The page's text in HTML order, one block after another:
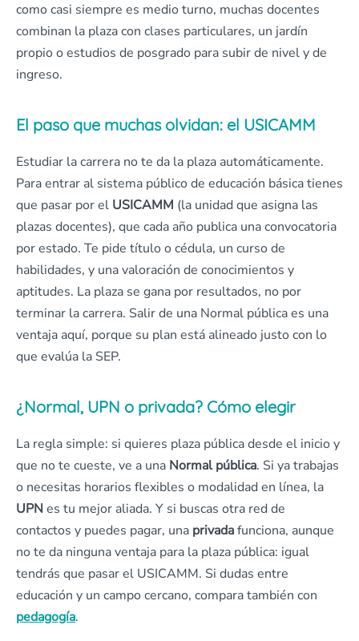
como casi siempre es medio turno, muchas docentes
combinan la plaza con clases particulares, un jardín
propio o estudios de posgrado para subir de nivel y de
ingreso.
El paso que muchas olvidan: el USICAMM
Estudiar la carrera no te da la plaza automáticamente.
Para entrar al sistema público de educación básica tienes
que pasar por el USICAMM (la unidad que asigna las
plazas docentes), que cada año publica una convocatoria
por estado. Te pide título o cédula, un curso de
habilidades, y una valoración de conocimientos y
aptitudes. La plaza se gana por resultados, no por
terminar la carrera. Salir de una Normal pública es una
ventaja aquí, porque su plan está alineado justo con lo
que evalúa la SEP.
¿Normal, UPN o privada? Cómo elegir
La regla simple: si quieres plaza pública desde el inicio y
que no te cueste, ve a una Normal pública. Si ya trabajas
o necesitas horarios flexibles o modalidad en línea, la
UPN es tu mejor aliada. Y si buscas otra red de
contactos y puedes pagar, una privadafunciona, aunque
no te da ninguna ventaja para la plaza pública: igual
tendrás que pasar el USICAMM. Si dudas entre
educación y un campo cercano, compara también con
pedagogía.